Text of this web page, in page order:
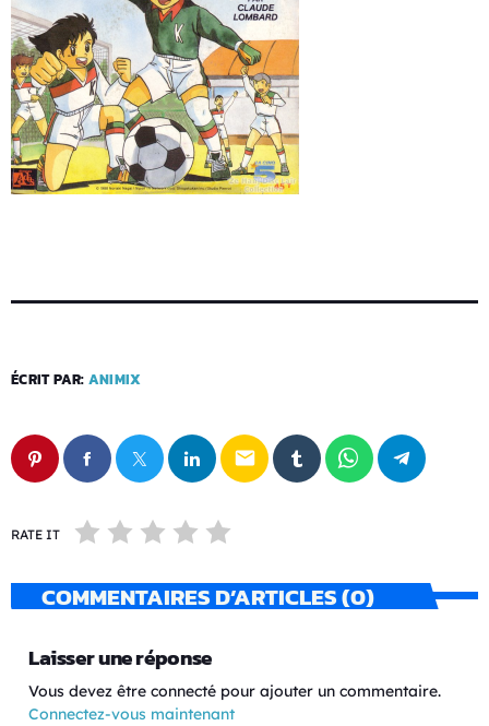
ÉCRIT PAR: ANIMIX
email
RATE IT
COMMENTAIRES D’ARTICLES (0)
Laisser une réponse
Vous devez être connecté pour ajouter un commentaire.
Connectez-vous maintenant